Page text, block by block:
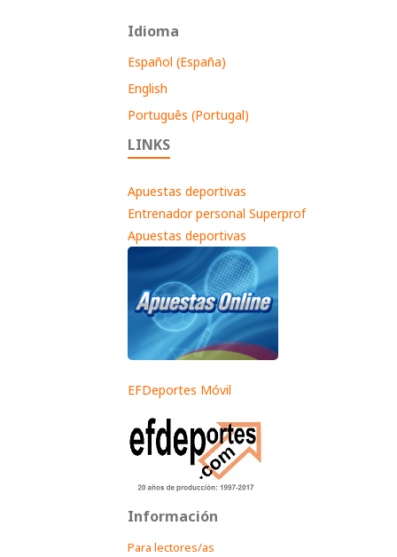
Idioma
Español (España)
English
Português (Portugal)
LINKS
Apuestas deportivas
Entrenador personal Superprof
Apuestas deportivas
EFDeportes Móvil
Información
Para lectores/as